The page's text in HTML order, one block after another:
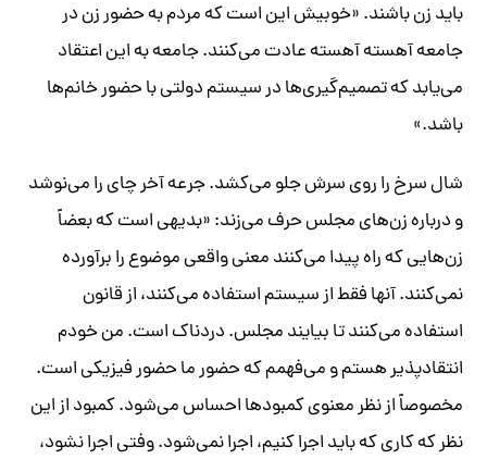
باید زن باشند. «خوبیش این است که مردم به حضور زن در
جامعه آهسته آهسته عادت می‌کنند. جامعه به این اعتقاد
می‌یابد که تصمیم‌گیری‌ها در سیستم دولتی با حضور خانم‌ها
باشد.»
شال سرخ را روی سرش جلو می‌کشد. جرعه آخر چای را می‌نوشد
و درباره زن‌های مجلس حرف می‌زند: «بدیهی است که بعضاً
زن‌هایی که راه پیدا می‌کنند معنی واقعی موضوع را برآورده
نمی‌کنند. آنها فقط از سیستم استفاده می‌کنند، از قانون
استفاده می‌کنند تا بیایند مجلس. دردناک است. من خودم
انتقادپذیر هستم و می‌فهمم که حضور ما حضور فیزیکی است.
مخصوصاً از نظر معنوی کمبودها احساس می‌شود. کمبود از این
نظر که کاری که باید اجرا کنیم، اجرا نمی‌شود. وفتی اجرا نشود،